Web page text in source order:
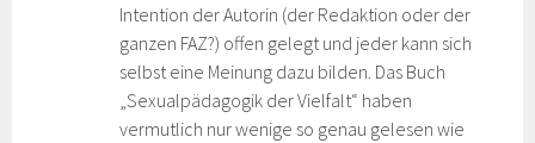
Intention der Autorin (der Redaktion oder der
ganzen FAZ?) offen gelegt und jeder kann sich
selbst eine Meinung dazu bilden. Das Buch
„Sexualpädagogik der Vielfalt“ haben
vermutlich nur wenige so genau gelesen wie